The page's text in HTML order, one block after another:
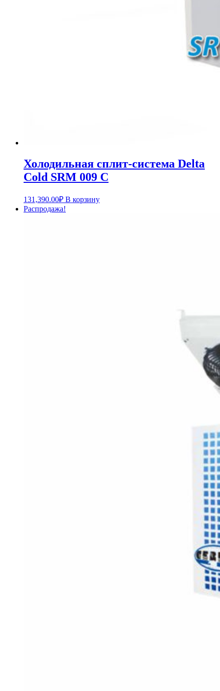
Холодильная сплит-система Delta
Cold SRM 009 C
131,390.00₽ В корзину
Распродажа!